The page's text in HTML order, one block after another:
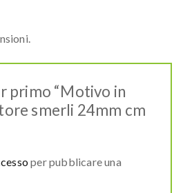
primo “Motivo in
smerli 24mm cm
per pubblicare una